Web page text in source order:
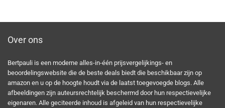
Over ons
Bertpauli is een moderne alles-in-één prijsvergelijkings- en
beoordelingswebsite die de beste deals biedt die beschikbaar zijn op
amazon en u op de hoogte houdt via de laatst toegevoegde blogs. Alle
afbeeldingen zijn auteursrechtelijk beschermd door hun respectievelijke
eigenaren. Alle geciteerde inhoud is afgeleid van hun respectievelijke